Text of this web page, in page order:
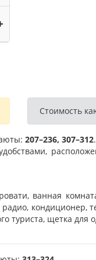
Стоимость
207–236, 307–312.
ванная
радио, кондиционер,
туриста, щетка для